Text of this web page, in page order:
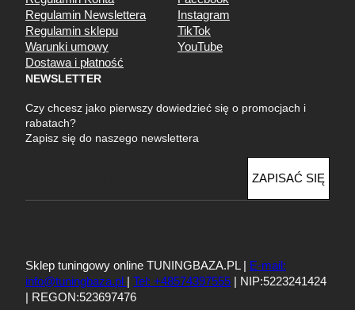
Regulamin Newslettera
Regulamin sklepu
Warunki umowy
Dostawa i płatność
Instagram
TikTok
YouTube
NEWSLETTER
Czy chcesz jako pierwszy dowiedzieć się o promocjach i
rabatach?
Zapisz się do naszego newslettera
a
ZAPISAĆ SIĘ
Sklep tuningowy online TUNINGBAZA.PL |
E-mail:
info@tuningbaza.pl
Tel: +48574397555 | NIP:5223241424
| REGON:523697476